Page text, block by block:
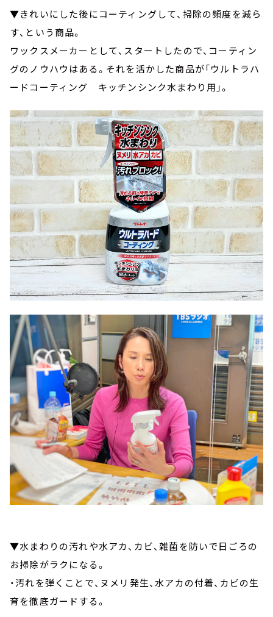
▼きれいにした後にコーティングして、掃除の頻度を減ら
す、という商品。
ワックスメーカーとして、スタートしたので、コーティン
グのノウハウはある。それを活かした商品が「ウルトラハ
ードコーティング キッチンシンク水まわり用」。
▼水まわりの汚れや水アカ、カビ、雑菌を防いで日ごろの
お掃除がラクになる。
・汚れを弾くことで、ヌメリ発生、水アカの付着、カビの生
育を徹底ガードする。